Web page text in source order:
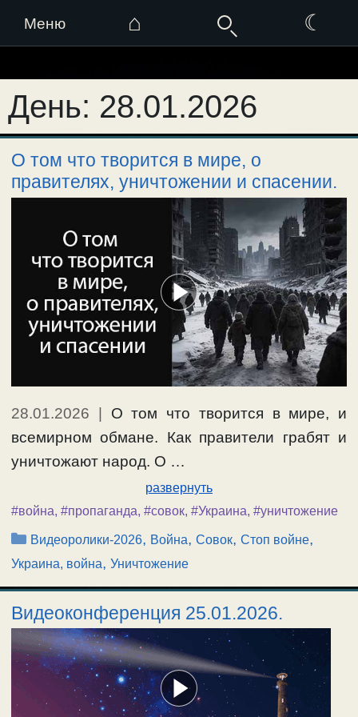
Меню ⌂ ☾
к
содержимому
День: 28.01.2026
О том что творится в мире, о
правителях, уничтожении и спасении.
28.01.2026 | О том что творится в мире, и
всемирном обмане. Как правители грабят и
уничтожают народ. О …
развернуть
#война, #пропаганда, #совок, #Украина, #уничтожение
Рубрики
Видеоролики-2026, Война,Совок,Стоп войне,
Украина, война, Уничтожение
Видеоконференция 25.01.2026.